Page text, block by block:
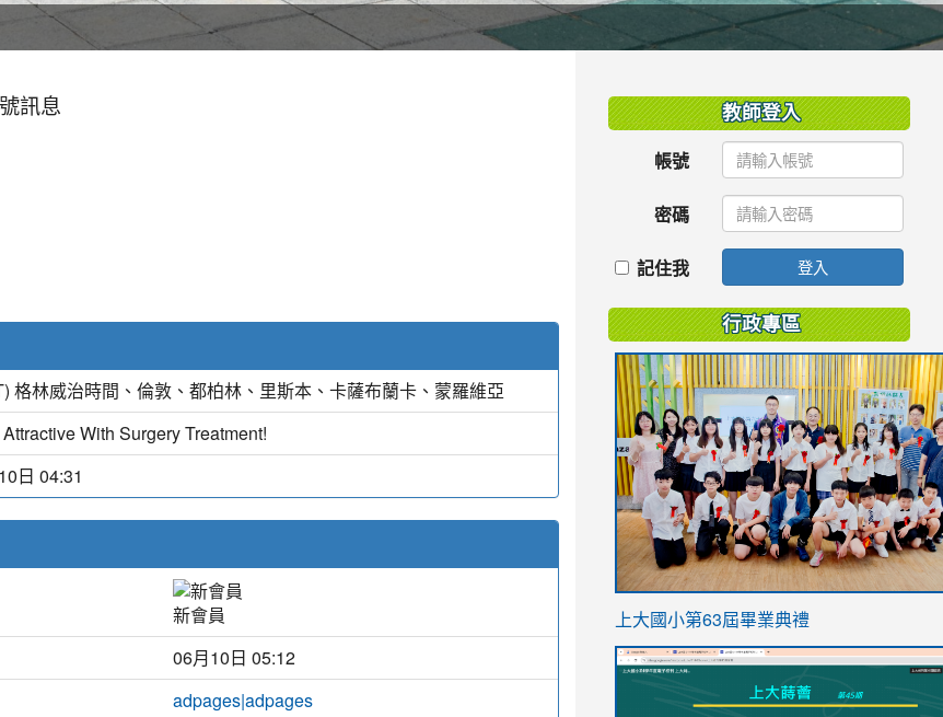
訊息
格林威治時間、倫敦、都柏林、里斯本、卡薩布蘭卡、蒙羅維亞
With Surgery Treatment!
日 04:31
新會員
06月10日 05:12
adpages|adpages
教師登入
帳號
密碼
記住我 登入
行政專區
link
https://sites.google.com/stes.tyc.edu.tw/
上大國小第63屆畢業典禮
link